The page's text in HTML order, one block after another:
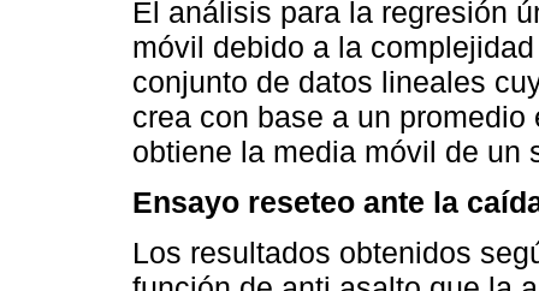
El análisis para la regresión
móvil debido a la
conjunto de datos lineales
crea con base a un
obtiene la media móvil de un
Ensayo reseteo ante la
Los resultados obtenidos